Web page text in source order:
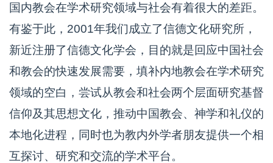
国内教会在学术研究领域与社会有着很大的差距。
有鉴于此，2001年我们成立了信德文化研究所，
新近注册了信德文化学会，目的就是回应中国社会
和教会的快速发展需要，填补内地教会在学术研究
领域的空白，尝试从教会和社会两个层面研究基督
信仰及其思想文化，推动中国教会、神学和礼仪的
本地化进程，同时也为教内外学者朋友提供一个相
互探讨、研究和交流的学术平台。